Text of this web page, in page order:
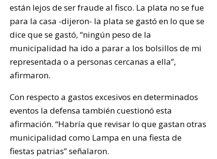
están lejos de ser fraude al fisco. La plata no se fue
para la casa -dijeron- la plata se gastó en lo que se
dice que se gastó, “ningún peso de la
municipalidad ha ido a parar a los bolsillos de mi
representada o a personas cercanas a ella”,
afirmaron.
Con respecto a gastos excesivos en determinados
eventos la defensa también cuestionó esta
afirmación. “Habría que revisar lo que gastan otras
municipalidad como Lampa en una fiesta de
fiestas patrias” señalaron.